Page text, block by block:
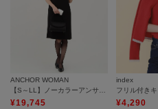
ANCHOR WOMAN
【S～LL】ノーカラーアンサンブル【礼服・喪服・ブラックフォーマル】【ウォッシャブル】【ストレッチ】
¥19,745
index
¥4,290